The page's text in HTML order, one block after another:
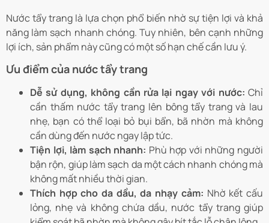
Nước tẩy trang là lựa chọn phổ biến nhờ sự tiện lợi và khả
năng làm sạch nhanh chóng. Tuy nhiên, bên cạnh những
lợi ích, sản phẩm này cũng có một số hạn chế cần lưu ý.
Ưu điểm của nước tẩy trang
Dễ sử dụng, không cần rửa lại ngay với nước: Chỉ
cần thấm nước tẩy trang lên bông tẩy trang và lau
nhẹ, bạn có thể loại bỏ bụi bẩn, bã nhờn mà không
cần dùng đến nước ngay lập tức.
Tiện lợi, làm sạch nhanh: Phù hợp với những người
bận rộn, giúp làm sạch da một cách nhanh chóng mà
không mất nhiều thời gian.
Thích hợp cho da dầu, da nhạy cảm: Nhờ kết cấu
lỏng, nhẹ và không chứa dầu, nước tẩy trang giúp